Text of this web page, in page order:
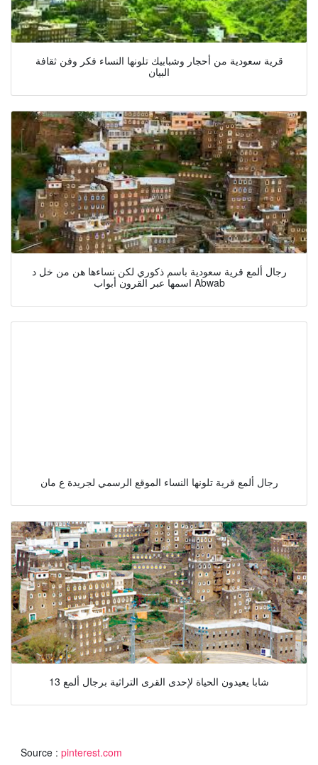
قرية سعودية من أحجار وشبابيك تلونها النساء فكر وفن ثقافة
البيان
رجال ألمع قرية سعودية باسم ذكوري لكن نساءها هن من خل د
اسمها عبر القرون أبواب Abwab
رجال ألمع قرية تلونها النساء الموقع الرسمي لجريدة ع مان
13 شابا يعيدون الحياة لإحدى القرى التراثية برجال ألمع
Source : pinterest.com